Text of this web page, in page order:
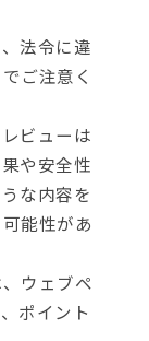
法令に違
ご注意く
ビューは
や安全性
な内容を
能性があ
ウェブペ
ポイント